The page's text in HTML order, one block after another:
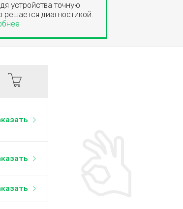
устройства точную
диагностикой.